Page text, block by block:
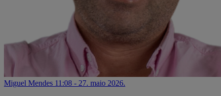
Miguel Mendes 11:08 - 27. maio 2026.